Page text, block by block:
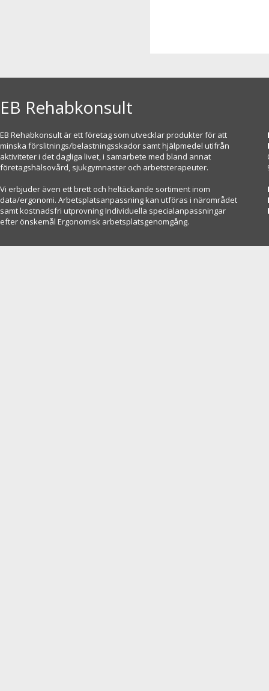
EB Rehabkonsult
EB Rehabkonsult är ett företag som utvecklar produkter för att
minska förslitnings/belastningsskador samt hjälpmedel utifrån
aktiviteter i det dagliga livet, i samarbete med bland annat
företagshälsovård, sjukgymnaster och arbetsterapeuter.
Vi erbjuder även ett brett och heltäckande sortiment inom
data/ergonomi. Arbetsplatsanpassning kan utföras i närområdet
samt kostnadsfri utprovning Individuella specialanpassningar
efter önskemål Ergonomisk arbetsplatsgenomgång.